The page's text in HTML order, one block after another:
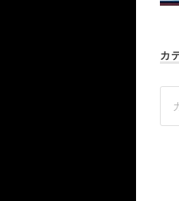
カ